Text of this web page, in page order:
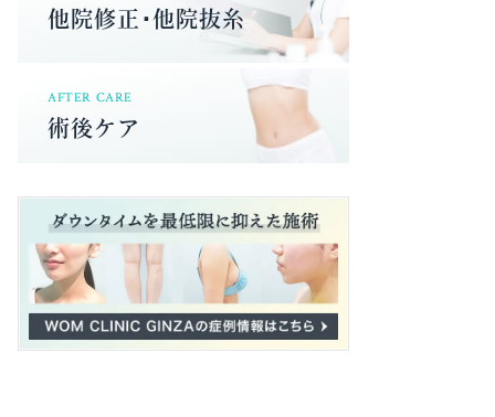
他院修正･他院抜糸
AFTER CARE
術後ケア